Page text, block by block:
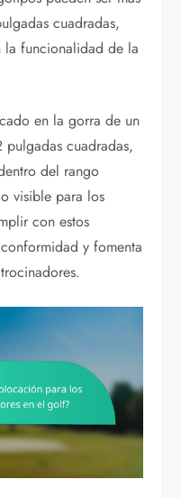
cuadradas,
la funcionalidad de la
en la gorra de un
cuadradas,
del rango
visible para los
con estos
y fomenta